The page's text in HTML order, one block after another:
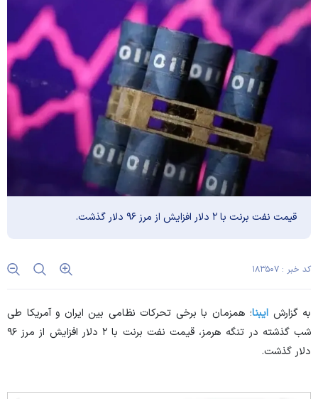
قیمت نفت برنت با ۲ دلار افزایش از مرز ۹۶ دلار گذشت.
کد خبر : ۱۸۳۵۰۷
به گزارش ایبنا؛ همزمان با برخی تحرکات نظامی بین ایران و آمریکا طی
شب گذشته در تنگه هرمز، قیمت نفت برنت با ۲ دلار افزایش از مرز ۹۶
دلار گذشت.